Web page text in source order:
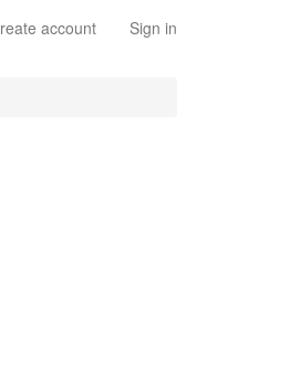
account Sign in